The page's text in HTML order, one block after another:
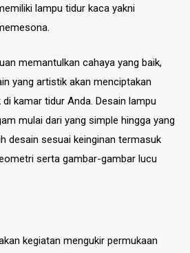
lampu tidur kaca yakni
memantulkan cahaya yang baik,
yang artistik akan menciptakan
kamar tidur Anda. Desain lampu
mulai dari yang simple hingga yang
desain sesuai keinginan termasuk
serta gambar-gambar lucu
kegiatan mengukir permukaan